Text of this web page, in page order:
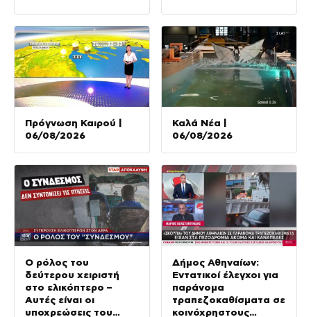
Πρόγνωση Καιρού |
06/08/2026
Καλά Νέα |
06/08/2026
Ο ρόλος του
δεύτερου χειριστή
στο ελικόπτερο –
Αυτές είναι οι
υποχρεώσεις του
Δήμος Αθηναίων:
Εντατικοί έλεγχοι για
παράνομα
τραπεζοκαθίσματα σε
κοινόχρηστους